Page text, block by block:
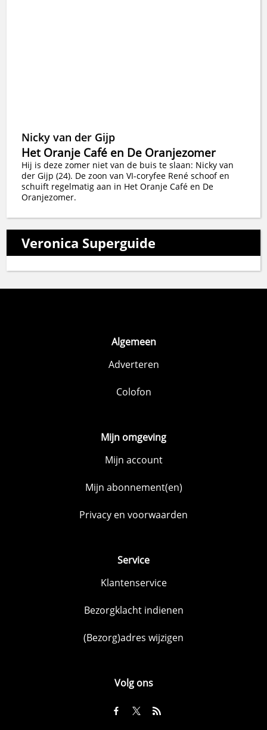
Nicky van der Gijp
Het Oranje Café en De Oranjezomer
Hij is deze zomer niet van de buis te slaan: Nicky van
der Gijp (24). De zoon van VI-coryfee René schoof en
schuift regelmatig aan in Het Oranje Café en De
Oranjezomer.
Veronica Superguide
Algemeen
Adverteren
Colofon
Mijn omgeving
Mijn account
Mijn abonnement(en)
Privacy en voorwaarden
Service
Klantenservice
Bezorgklacht indienen
(Bezorg)adres wijzigen
Volg ons